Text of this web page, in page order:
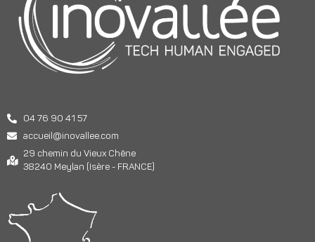
04 76 90 41 57
accueil@inovallee.com
29 chemin du Vieux Chêne
38240 Meylan (Isère - FRANCE)